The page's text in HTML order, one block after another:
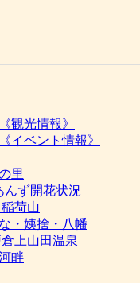
観光情報》
イベント情報》
里
んず開花状況
荷山
・姨捨・八幡
上山田温泉
畔